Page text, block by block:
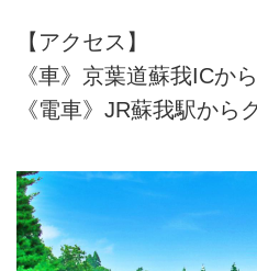
【アクセス】
《車》京葉道蘇我ICか
《電車》JR蘇我駅から